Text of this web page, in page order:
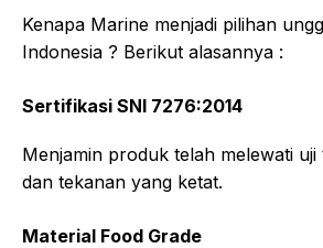
Kenapa Marine menjadi pilihan
Indonesia ? Berikut alasannya :
Sertifikasi SNI 7276:2014
Menjamin produk telah melewati
dan tekanan yang ketat.
Material Food Grade